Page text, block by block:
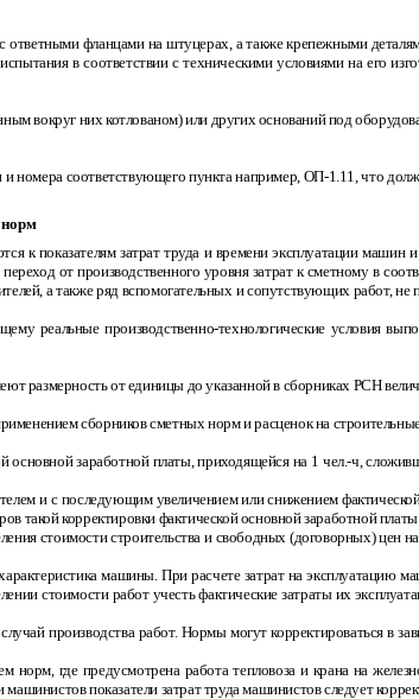
фланцами на штуцерах, а также крепежными
в соответствии с техническими условиями на его
вокруг них котлованом) или других оснований под
номера соответствующего пункта например, ОП-1.11, что
показателям затрат труда и времени эксплуатации машин
от производственного уровня затрат к сметному в
а также ряд вспомогательных и сопутствующих работ,
реальные производственно-технологические условия
размерность от единицы до указанной в сборниках РСН
сборников сметных норм и расценок на
основной заработной платы, приходящейся на 1 чел.-ч,
и с последующим увеличением или снижением
такой корректировки фактической основной заработной
стоимости строительства и свободных (договорных) цен
машины. При расчете затрат на эксплуатацию
стоимости работ учесть фактические затраты их
производства работ. Нормы могут корректироваться в
где предусмотрена работа тепловоза и крана на
показатели затрат труда машинистов следует